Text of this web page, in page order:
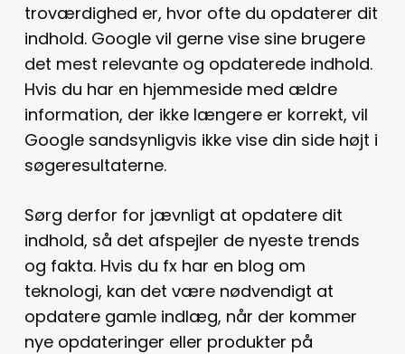
troværdighed er, hvor ofte du opdaterer dit
indhold. Google vil gerne vise sine brugere
det mest relevante og opdaterede indhold.
Hvis du har en hjemmeside med ældre
information, der ikke længere er korrekt, vil
Google sandsynligvis ikke vise din side højt i
søgeresultaterne.
Sørg derfor for jævnligt at opdatere dit
indhold, så det afspejler de nyeste trends
og fakta. Hvis du fx har en blog om
teknologi, kan det være nødvendigt at
opdatere gamle indlæg, når der kommer
nye opdateringer eller produkter på